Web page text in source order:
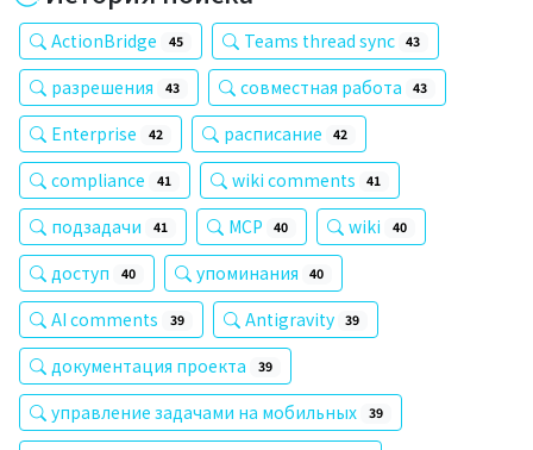
ActionBridge 45 Teams thread sync 43
разрешения 43 совместная работа 43
Enterprise 42 расписание 42
compliance 41 wiki comments 41
подзадачи 41 MCP 40 wiki 40
доступ 40 упоминания 40
AI comments 39 Antigravity 39
документация проекта 39
управление задачами на мобильных 39